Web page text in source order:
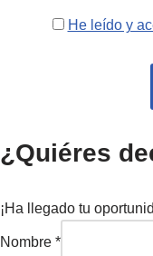
He leído y
¿Quiéres
¡Ha llegado tu
Nombre *